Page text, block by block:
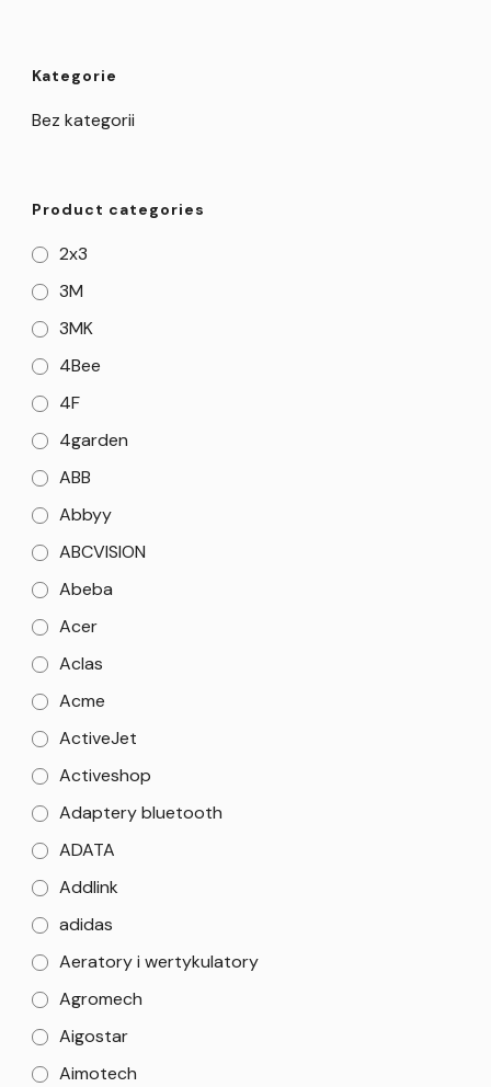
Kategorie
Bez kategorii
Product categories
2x3
3M
3MK
4Bee
4F
4garden
ABB
Abbyy
ABCVISION
Abeba
Acer
Aclas
Acme
ActiveJet
Activeshop
Adaptery bluetooth
ADATA
Addlink
adidas
Aeratory i wertykulatory
Agromech
Aigostar
Aimotech